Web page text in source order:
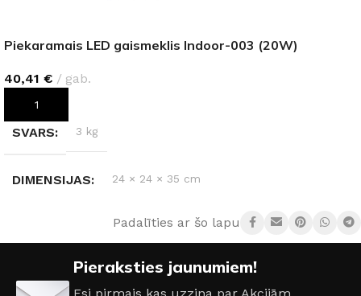
Piekaramais LED gaismeklis Indoor-003 (20W)
40,41 € gab.
PIEVIENOT GROZAM
SVARS 3 kg
DIMENSIJAS 24 × 24 × 35 cm
AIZSARDZĪBAS KLASE IP20
COKOLA TIPS E14
Padalīties ar šo lapu:
Pieraksties jaunumiem!
Esi pirmais kas uzzina par Akcijām,